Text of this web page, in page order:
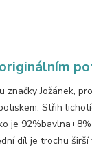
značky Jožánek,
Střih
je
díl je trochu